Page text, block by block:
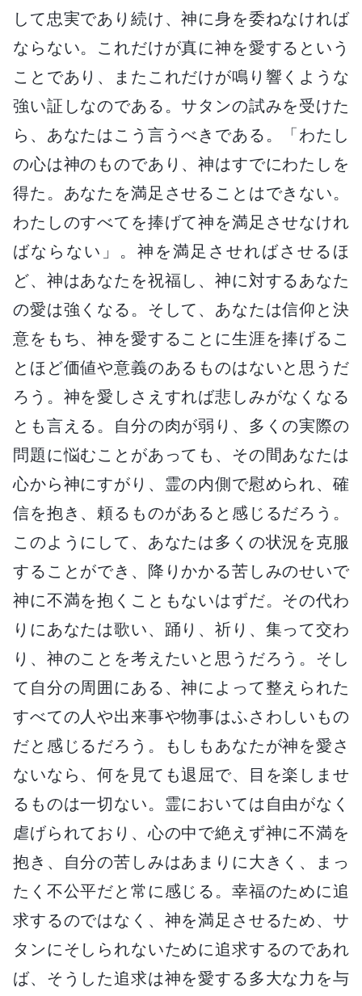
して忠実であり続け、神に身を委ねなければ
ならない。これだけが真に神を愛するという
ことであり、またこれだけが鳴り響くような
強い証しなのである。サタンの試みを受けた
ら、あなたはこう言うべきである。「わたし
の心は神のものであり、神はすでにわたしを
得た。あなたを満足させることはできない。
わたしのすべてを捧げて神を満足させなけれ
ばならない」。神を満足させればさせるほ
ど、神はあなたを祝福し、神に対するあなた
の愛は強くなる。そして、あなたは信仰と決
意をもち、神を愛することに生涯を捧げるこ
とほど価値や意義のあるものはないと思うだ
ろう。神を愛しさえすれば悲しみがなくなる
とも言える。自分の肉が弱り、多くの実際の
問題に悩むことがあっても、その間あなたは
心から神にすがり、霊の内側で慰められ、確
信を抱き、頼るものがあると感じるだろう。
このようにして、あなたは多くの状況を克服
することができ、降りかかる苦しみのせいで
神に不満を抱くこともないはずだ。その代わ
りにあなたは歌い、踊り、祈り、集って交わ
り、神のことを考えたいと思うだろう。そし
て自分の周囲にある、神によって整えられた
すべての人や出来事や物事はふさわしいもの
だと感じるだろう。もしもあなたが神を愛さ
ないなら、何を見ても退屈で、目を楽しませ
るものは一切ない。霊においては自由がなく
虐げられており、心の中で絶えず神に不満を
抱き、自分の苦しみはあまりに大きく、まっ
たく不公平だと常に感じる。幸福のために追
求するのではなく、神を満足させるため、サ
タンにそしられないために追求するのであれ
ば、そうした追求は神を愛する多大な力を与